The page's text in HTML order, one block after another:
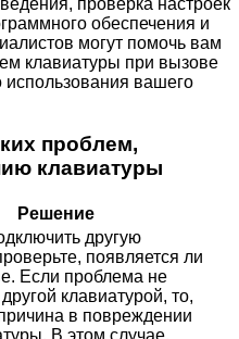
проверка настроек
обеспечения и
могут помочь вам
клавиатуры при вызове
использования вашего
проблем,
клавиатуры
Решение
другую
появляется ли
Если проблема не
клавиатурой, то,
в повреждении
В этом случае,